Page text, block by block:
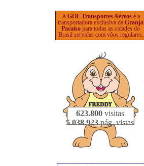
A GOL Transportes Aéreos é a
transportadora exclusiva da Granja
Paraíso para todas as cidades do
Brasil servidas com vôos regulares.
623.800visitas
5.038.923pág. vistas